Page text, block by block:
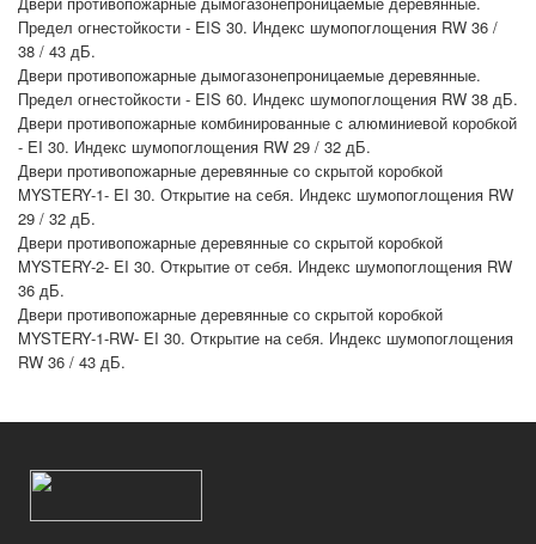
Предел огнестойкости - EIS 30. Индекс шумопоглощения RW 36 /
38 / 43 дБ.
Двери противопожарные дымогазонепроницаемые деревянные.
Предел огнестойкости - EIS 60. Индекс шумопоглощения RW 38 дБ.
Двери противопожарные комбинированные с алюминиевой коробкой
- EI 30. Индекс шумопоглощения RW 29 / 32 дБ.
Двери противопожарные деревянные со скрытой коробкой
MYSTERY-1- EI 30. Открытие на себя. Индекс шумопоглощения RW
29 / 32 дБ.
Двери противопожарные деревянные со скрытой коробкой
MYSTERY-2- EI 30. Открытие от себя. Индекс шумопоглощения RW
36 дБ.
Двери противопожарные деревянные со скрытой коробкой
MYSTERY-1-RW- EI 30. Открытие на себя. Индекс шумопоглощения
RW 36 / 43 дБ.